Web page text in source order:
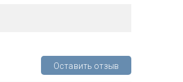
Оставить отзыв